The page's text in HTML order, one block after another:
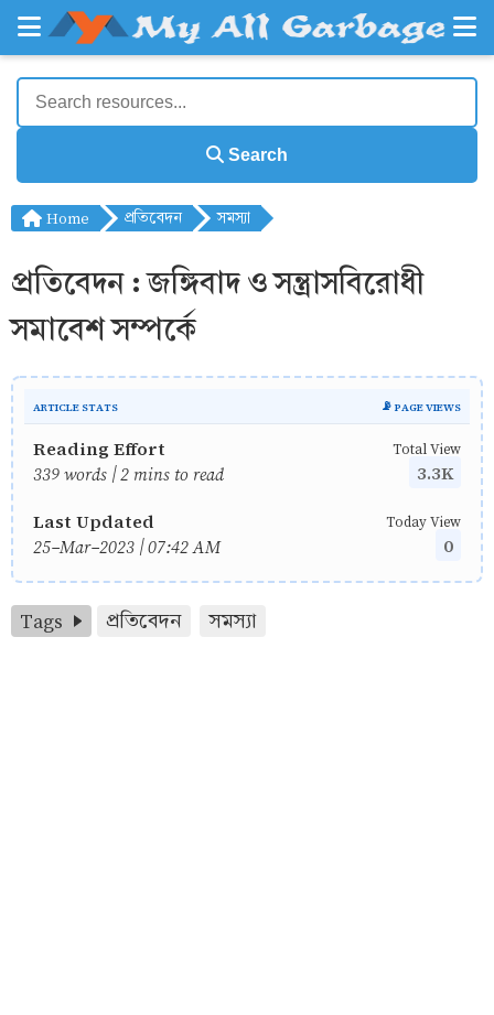
Search
Home প্রতিবেদন সমস্যা
প্রতিবেদন : জঙ্গিবাদ ও সন্ত্রাসবিরোধী
সমাবেশ সম্পর্কে
ARTICLE STATS 📡 PAGE VIEWS
Reading Effort
339 words | 2 mins to read
Total View
3.3K
Last Updated
25-Mar-2023 | 07:42 AM
Today View
0
Tags প্রতিবেদন সমস্যা